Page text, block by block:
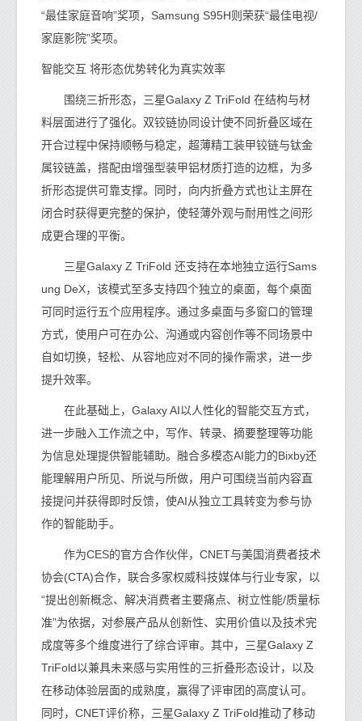
“最佳家庭音响”奖项，Samsung S95H则荣获“最佳电视/
家庭影院”奖项。
智能交互 将形态优势转化为真实效率
围绕三折形态，三星Galaxy Z TriFold 在结构与材
料层面进行了强化。双铰链协同设计使不同折叠区域在
开合过程中保持顺畅与稳定，超薄精工装甲铰链与钛金
属铰链盖，搭配由增强型装甲铝材质打造的边框，为多
折形态提供可靠支撑。同时，向内折叠方式也让主屏在
闭合时获得更完整的保护，使轻薄外观与耐用性之间形
成更合理的平衡。
三星Galaxy Z TriFold 还支持在本地独立运行Sams
ung DeX，该模式至多支持四个独立的桌面，每个桌面
可同时运行五个应用程序。通过多桌面与多窗口的管理
方式，使用户可在办公、沟通或内容创作等不同场景中
自如切换，轻松、从容地应对不同的操作需求，进一步
提升效率。
在此基础上，Galaxy AI以人性化的智能交互方式，
进一步融入工作流之中，写作、转录、摘要整理等功能
为信息处理提供智能辅助。融合多模态AI能力的Bixby还
能理解用户所见、所说与所做，用户可围绕当前内容直
接提问并获得即时反馈，使AI从独立工具转变为参与协
作的智能助手。
作为CES的官方合作伙伴，CNET与美国消费者技术
协会(CTA)合作，联合多家权威科技媒体与行业专家，以
“提出创新概念、解决消费者主要痛点、树立性能/质量标
准”为依据，对参展产品从创新性、实用价值以及技术完
成度等多个维度进行了综合评审。其中，三星Galaxy Z
TriFold以兼具未来感与实用性的三折叠形态设计，以及
在移动体验层面的成熟度，赢得了评审团的高度认可。
同时，CNET评价称，三星Galaxy Z TriFold推动了移动